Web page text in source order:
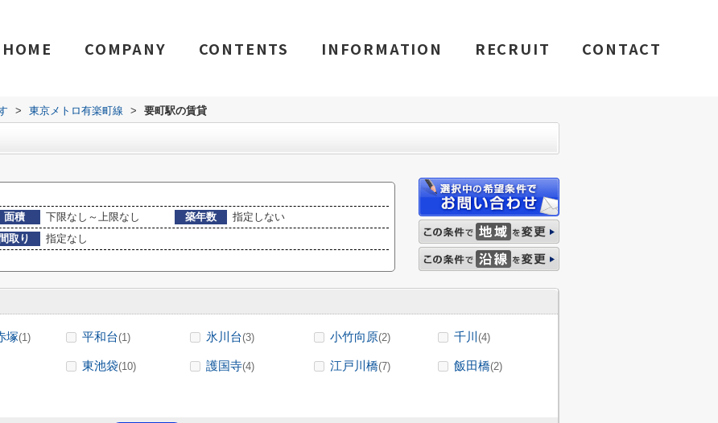
HOME COMPANY CONTENTS INFORMATION RECRUIT CONTACT
> 東京メトロ有楽町線 > 要町駅の賃貸
面積 下限なし～上限なし 築年数
指定しない
間取り
指定なし
塚(1) 平和台(1) 氷川台(3) 小竹向原(2) 千川 (4)
東池袋(10) 護国寺(4) 江戸川橋(7) 飯田橋(2)